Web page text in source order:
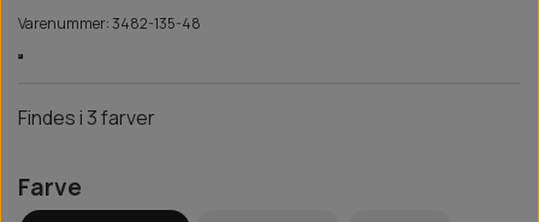
Varenummer: 3482-135-48
Findes i 3 farver
Farve